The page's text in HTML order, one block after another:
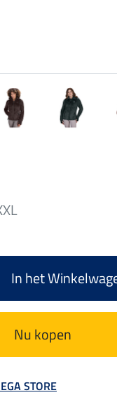
In het
Nu kopen
STORE